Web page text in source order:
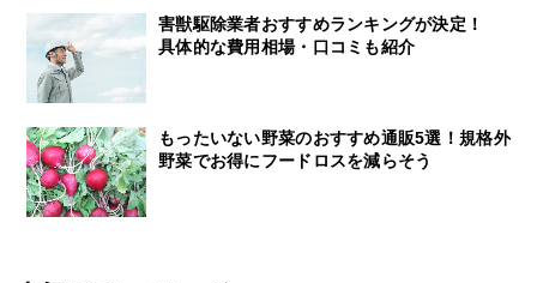
害獣駆除業者おすすめランキングが決定！
具体的な費用相場・口コミも紹介
もったいない野菜のおすすめ通販5選！規格外
野菜でお得にフードロスを減らそう